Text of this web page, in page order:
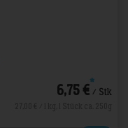
6,75 €*/ Stk